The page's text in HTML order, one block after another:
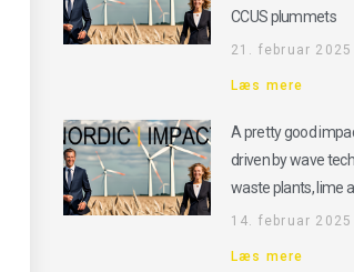
CCUS plummets
21. februar 2025
Læs mere
A pretty good
driven by wave
waste plants, lime
14. februar 2025
Læs mere